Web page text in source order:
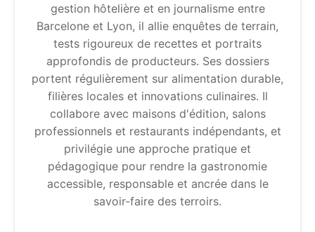
gestion hôtelière et en journalisme entre
Barcelone et Lyon, il allie enquêtes de terrain,
tests rigoureux de recettes et portraits
approfondis de producteurs. Ses dossiers
portent régulièrement sur alimentation durable,
filières locales et innovations culinaires. Il
collabore avec maisons d'édition, salons
professionnels et restaurants indépendants, et
privilégie une approche pratique et
pédagogique pour rendre la gastronomie
accessible, responsable et ancrée dans le
savoir-faire des terroirs.